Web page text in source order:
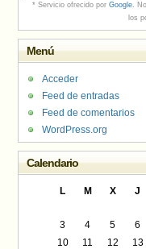
* Servicio ofrecido por Google.
los
Menú
Acceder
Feed de entradas
Feed de comentarios
WordPress.org
Calendario
L M X J
3
4 5 6
10
11 12 13